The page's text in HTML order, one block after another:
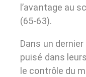
l’avantage au
(65-63).
Dans un
puisé dans
le contrôle du